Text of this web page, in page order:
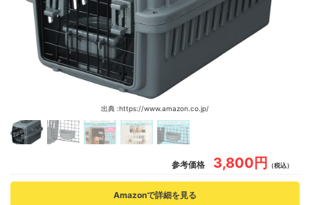
出典 :https://www.amazon.co.jp/
参考価格 3,800円 （税込）
Amazonで詳細を見る